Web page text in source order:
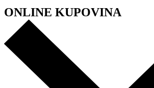
ONLINE KUPOVINA